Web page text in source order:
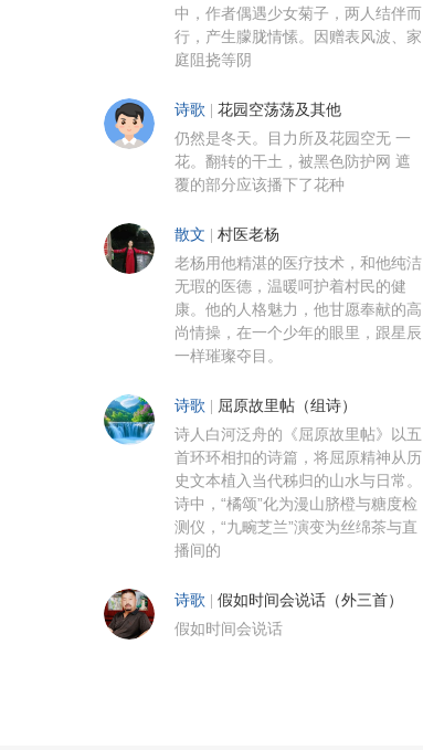
中，作者偶遇少女菊子，两人结伴而
行，产生朦胧情愫。因赠表风波、家
庭阻挠等阴
诗歌 花园空荡荡及其他
仍然是冬天。目力所及花园空无 一
花。翻转的干土，被黑色防护网 遮
覆的部分应该播下了花种
散文 村医老杨
老杨用他精湛的医疗技术，和他纯洁
无瑕的医德，温暖呵护着村民的健
康。他的人格魅力，他甘愿奉献的高
尚情操，在一个少年的眼里，跟星辰
一样璀璨夺目。
诗歌 屈原故里帖（组诗）
诗人白河泛舟的《屈原故里帖》以五
首环环相扣的诗篇，将屈原精神从历
史文本植入当代秭归的山水与日常。
诗中，“橘颂”化为漫山脐橙与糖度检
测仪，“九畹芝兰”演变为丝绵茶与直
播间的
诗歌 假如时间会说话（外三首）
假如时间会说话